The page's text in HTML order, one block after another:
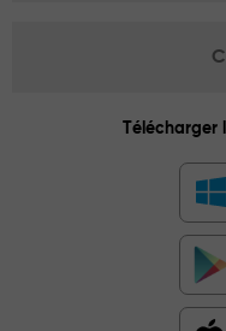
Télécharger